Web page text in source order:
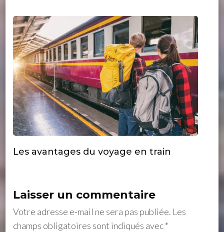
Les avantages du voyage en train
Laisser un commentaire
Votre adresse e-mail ne sera pas publiée. Les
champs obligatoires sont indiqués avec*